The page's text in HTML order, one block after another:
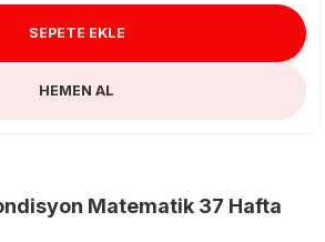
Matematik 37 Hafta
SEPETE EKLE
HEMEN AL